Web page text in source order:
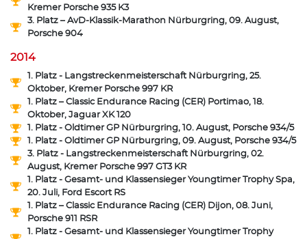
Kremer Porsche 935 K3
3. Platz – AvD-Klassik-Marathon Nürburgring, 09. August,
Porsche 904
2014
1. Platz - Langstreckenmeisterschaft Nürburgring, 25.
Oktober, Kremer Porsche 997 KR
1. Platz – Classic Endurance Racing (CER) Portimao, 18.
Oktober, Jaguar XK 120
1. Platz - Oldtimer GP Nürburgring, 10. August, Porsche 934/5
1. Platz - Oldtimer GP Nürburgring, 09. August, Porsche 934/5
3. Platz - Langstreckenmeisterschaft Nürburgring, 02.
August, Kremer Porsche 997 GT3 KR
1. Platz - Gesamt- und Klassensieger Youngtimer Trophy Spa,
20. Juli, Ford Escort RS
1. Platz – Classic Endurance Racing (CER) Dijon, 08. Juni,
Porsche 911 RSR
1. Platz - Gesamt- und Klassensieger Youngtimer Trophy